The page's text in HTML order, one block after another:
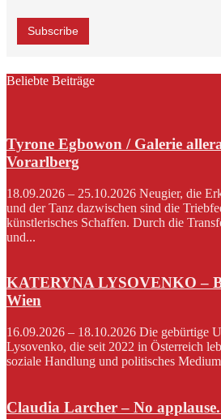
Beliebte Beiträge
Tyrone Egbowon / Galerie
Vorarlberg
18.09.2026 – 25.10.2026 Neugier, die
und der Tanz dazwischen sind die
künstlerisches Schaffen. Durch die
und...
KATERYNA LYSOVENKO –
Wien
16.09.2026 – 18.10.2026 Die gebürtige
Lysovenko, die seit 2022 in Österreich
soziale Handlung und politisches
Claudia Larcher – No